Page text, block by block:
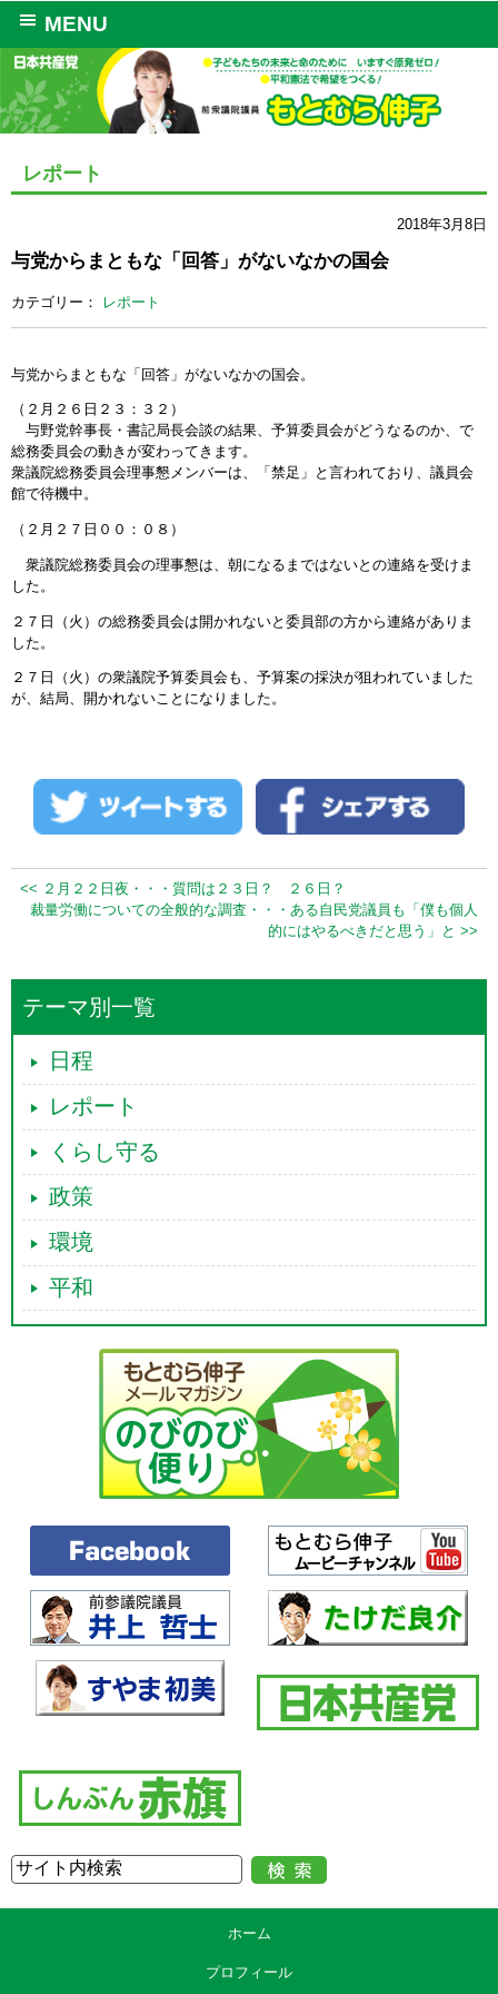
MENU
レポート
2018年3月8日
与党からまともな「回答」がないなかの国会
カテゴリー： レポート
与党からまともな「回答」がないなかの国会。
（２月２６日２３：３２）
与野党幹事長・書記局長会談の結果、予算委員会がどうなるのか、で
総務委員会の動きが変わってきます。
衆議院総務委員会理事懇メンバーは、「禁足」と言われており、議員会
館で待機中。
（２月２７日００：０８）
衆議院総務委員会の理事懇は、朝になるまではないとの連絡を受けま
した。
２７日（火）の総務委員会は開かれないと委員部の方から連絡がありま
した。
２７日（火）の衆議院予算委員会も、予算案の採決が狙われていました
が、結局、開かれないことになりました。
<< ２月２２日夜・・・質問は２３日？ ２６日？
裁量労働についての全般的な調査・・・ある自民党議員も「僕も個人
的にはやるべきだと思う」と >>
テーマ別一覧
日程
レポート
くらし守る
政策
環境
平和
ホーム
プロフィール